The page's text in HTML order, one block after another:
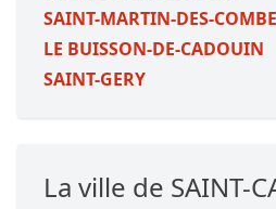
SAINT-MARTIN-DES-
LE BUISSON-DE-CADOUIN
SAINT-GERY
La ville de SAINT-